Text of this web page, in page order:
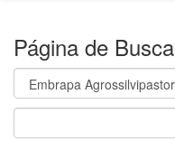
Página de Busca